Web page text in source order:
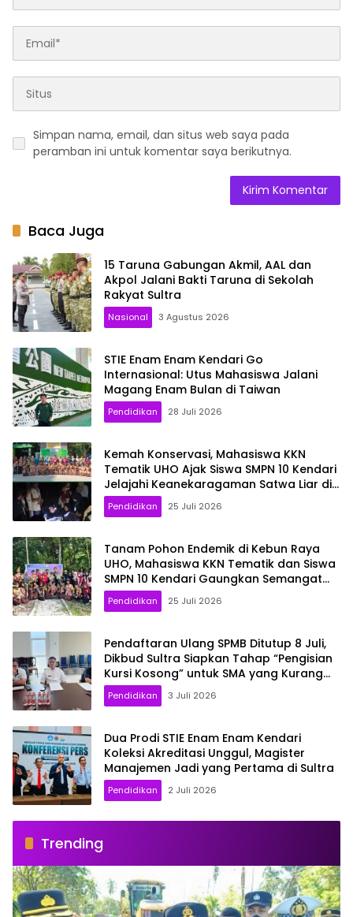
Simpan nama, email, dan situs web saya pada
peramban ini untuk komentar saya berikutnya.
Baca Juga
15 Taruna Gabungan Akmil, AAL dan
Akpol Jalani Bakti Taruna di Sekolah
Rakyat Sultra
Nasional 3 Agustus 2026
STIE Enam Enam Kendari Go
Internasional: Utus Mahasiswa Jalani
Magang Enam Bulan di Taiwan
Pendidikan 28 Juli 2026
Kemah Konservasi, Mahasiswa KKN
Tematik UHO Ajak Siswa SMPN 10 Kendari
Jelajahi Keanekaragaman Satwa Liar di
Kebun Raya
Pendidikan 25 Juli 2026
Tanam Pohon Endemik di Kebun Raya
UHO, Mahasiswa KKN Tematik dan Siswa
SMPN 10 Kendari Gaungkan Semangat
Konservasi
Pendidikan 25 Juli 2026
Pendaftaran Ulang SPMB Ditutup 8 Juli,
Dikbud Sultra Siapkan Tahap “Pengisian
Kursi Kosong” untuk SMA yang Kurang
Siswa
Pendidikan 3 Juli 2026
Dua Prodi STIE Enam Enam Kendari
Koleksi Akreditasi Unggul, Magister
Manajemen Jadi yang Pertama di Sultra
Pendidikan 2 Juli 2026
Trending